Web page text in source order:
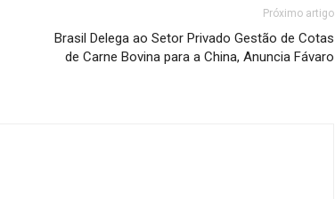
Próximo artigo
Brasil Delega ao Setor Privado Gestão de Cotas
de Carne Bovina para a China, Anuncia Fávaro